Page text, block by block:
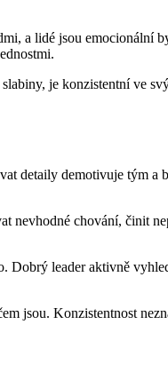
a lidé jsou emocionální
je konzistentní ve
detaily demotivuje tým a
nevhodné chování, činit
leader aktivně
jsou. Konzistentnost